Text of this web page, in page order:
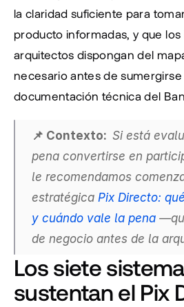
la claridad suficiente para
producto informadas, y que
arquitectos dispongan del
necesario antes de sumergirse
documentación técnica del
📌 Contexto: Si está
pena convertirse en
le recomendamos
estratégica Pix Directo:
y cuándo vale la pena
de negocio antes de la
Los siete
sustentan el Pix